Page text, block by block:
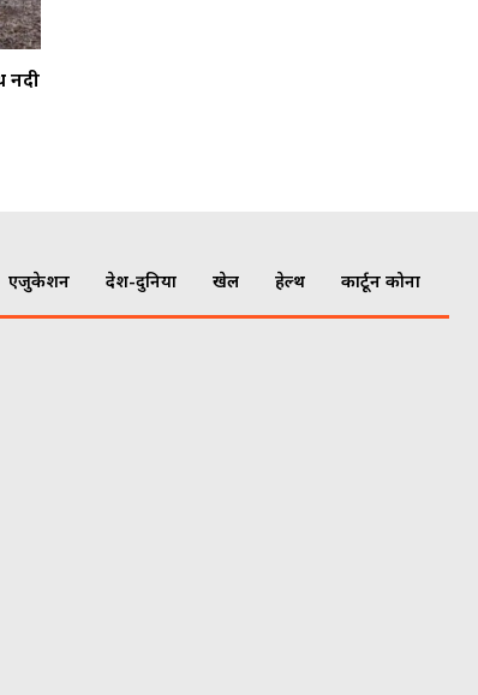
नदी
एजुकेशन देश-दुनिया खेल हेल्थ कार्टून कोना